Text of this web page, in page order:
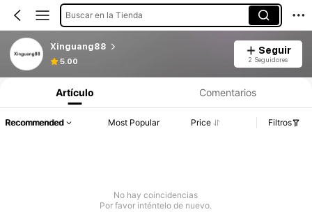
Buscar en la Tienda
Xinguang88
5.00
Seguir
2 Seguidores
Artículo Comentarios
Recommended Most Popular Price Filtros
No hay coincidencias
Por favor inténtelo de nuevo.